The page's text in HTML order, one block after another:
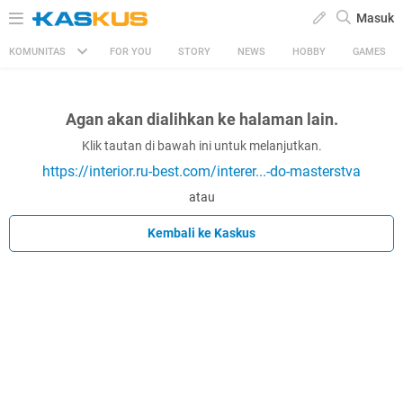
Masuk
KOMUNITAS FOR YOU STORY NEWS HOBBY GAMES
Agan akan dialihkan ke halaman lain.
Klik tautan di bawah ini untuk melanjutkan.
https://interior.ru-best.com/interer...-do-masterstva
atau
Kembali ke Kaskus